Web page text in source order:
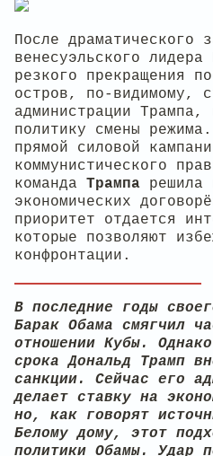
После драматического
венесуэльского лидера
резкого прекращения
остров, по-видимому,
администрации Трампа,
политику смены
прямой силовой
коммунистического
команда Трампа решила
экономических
приоритет отдается
которые позволяют
конфронтации.
В последние годы
Барак Обама смягчил
отношении Кубы.
срока Дональд Трамп
санкции. Сейчас его
делает ставку на
но, как говорят
Белому дому, этот
политики Обамы. Удар